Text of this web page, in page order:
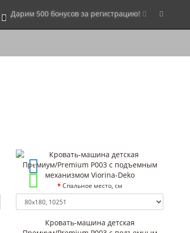
0 Дарим 500 бонусов за регистрацию!
Спальное место, см
Кровать-машина детская